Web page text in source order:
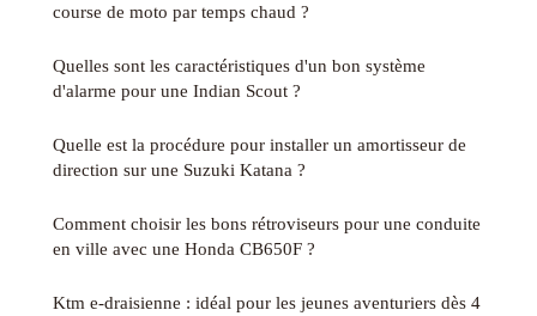
course de moto par temps chaud ?
Quelles sont les caractéristiques d'un bon système
d'alarme pour une Indian Scout ?
Quelle est la procédure pour installer un amortisseur de
direction sur une Suzuki Katana ?
Comment choisir les bons rétroviseurs pour une conduite
en ville avec une Honda CB650F ?
Ktm e-draisienne : idéal pour les jeunes aventuriers dès 4